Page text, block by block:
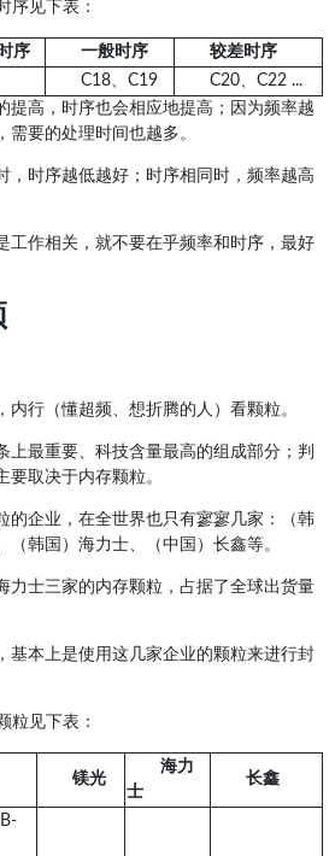
序见下表：
序 一般时序
较差时序
C18、C19
C20、C22 ...
提高，时序也会相应地提高；因为频率越
要的处理时间也越多。
，时序越低越好；时序相同时，频率越高
工作相关，就不要在乎频率和时序，最好
内行（懂超频、想折腾的人）看颗粒。
上最重要、科技含量最高的组成部分；判
要取决于内存颗粒。
的企业，在全世界也只有寥寥几家：（韩
（韩国）海力士、（中国）长鑫等。
力士三家的内存颗粒，占据了全球出货量
基本上是使用这几家企业的颗粒来进行封
粒见下表：
镁光
海力
士
长鑫